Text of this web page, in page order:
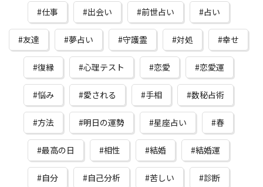
仕事 出会い 前世占い 占い
友達 夢占い 守護霊 対処 幸せ
復縁 心理テスト 恋愛 恋愛運
悩み 愛される 手相 数秘占術
方法 明日の運勢 星座占い 春
最高の日 相性 結婚 結婚運
自分 自己分析 苦しい 診断